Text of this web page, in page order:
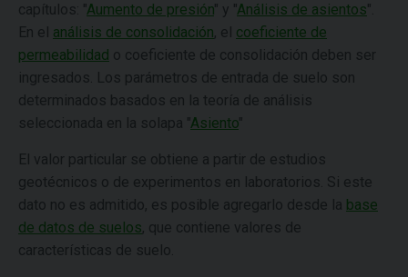
capítulos: "Aumento de presión" y "Análisis de asientos".
En el análisis de consolidación, el coeficiente de
permeabilidad o coeficiente de consolidación deben ser
ingresados. Los parámetros de entrada de suelo son
determinados basados en la teoría de análisis
seleccionada en la solapa "Asiento"
El valor particular se obtiene a partir de estudios
geotécnicos o de experimentos en laboratorios. Si este
dato no es admitido, es posible agregarlo desde la base
de datos de suelos, que contiene valores de
características de suelo.